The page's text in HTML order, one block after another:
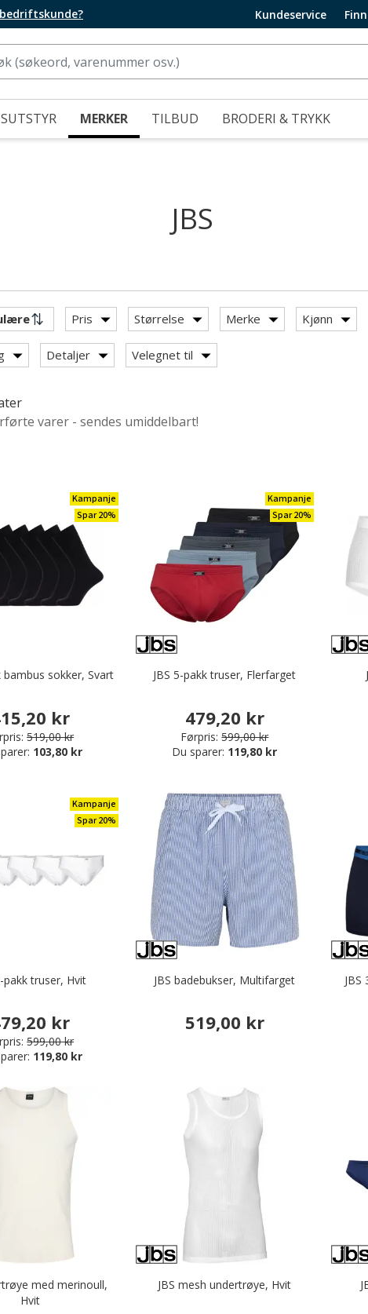
Kundeservice
MERKER TILBUD BRODERI & TRYKK
JBS
Sportswear
/ singleter
Pris Størrelse Merke Kjønn
Detaljer Velegnet til
varer - sendes umiddelbart!
Kampanje
Spar 20%
bambus sokker, Svart
kr
519,00 kr
103,80 kr
Kampanje
Spar 20%
JBS 5-pakk truser, Flerfarget
479,20 kr
Førpris: 599,00 kr
Du sparer: 119,80 kr
Kampanje
Spar 20%
pakk truser, Hvit
kr
599,00 kr
119,80 kr
JBS badebukser, Multifarget
519,00 kr
med merinoull,
Hvit
JBS mesh undertrøye, Hvit